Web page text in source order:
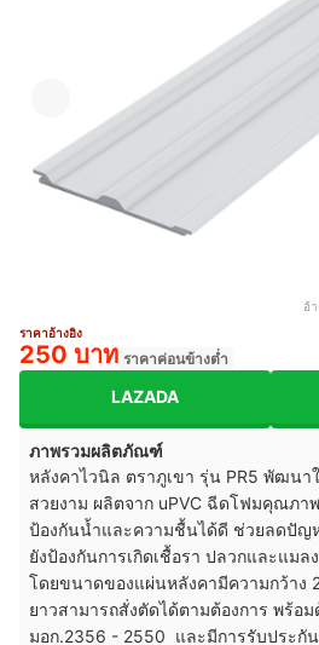
อ้
ราคาอ้างอิง
250 บาท ราคาค่อนข้างต่ำ
LAZADA
ภาพรวมผลิตภัณฑ์
หลังคาไวนิล ตราภูเขา รุ่น PR5 พัฒนา
สวยงาม ผลิตจาก uPVC ฉีดโฟมคุณภา
ป้องกันน้ำและความชื้นได้ดี ช่วยลดปัญ
ยังป้องกันการเกิดเชื้อรา ปลวกและแมล
โดยขนาดของแผ่นหลังคามีความกว้าง
ยาวสามารถสั่งตัดได้ตามต้องการ พร้อ
มอก.2356 - 2550 และมีการรับประกั